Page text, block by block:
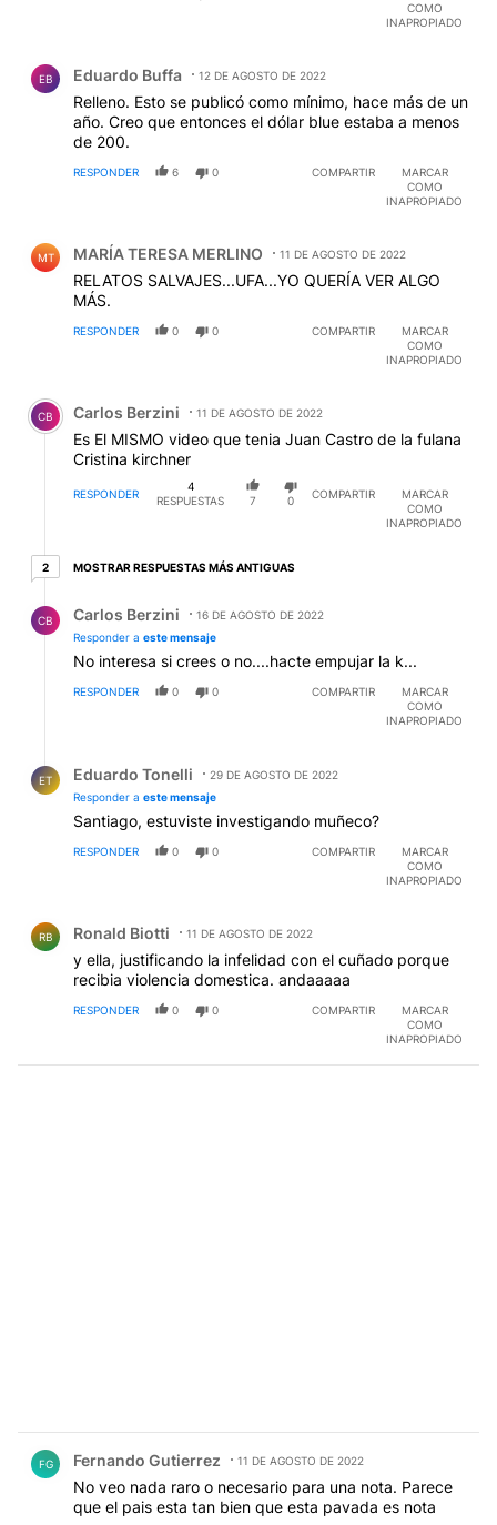
COMO
INAPROPIADO
EB Eduardo Buffa 12 DE AGOSTO DE 2022
Relleno. Esto se publicó como mínimo, hace más de un
año. Creo que entonces el dólar blue estaba a menos
de 200.
RESPONDER 6 0 COMPARTIR
MARCAR
COMO
INAPROPIADO
MT MARÍA TERESA MERLINO 11 DE AGOSTO DE 2022
RELATOS SALVAJES...UFA...YO QUERÍA VER ALGO
MÁS.
RESPONDER 0 0 COMPARTIR
MARCAR
COMO
INAPROPIADO
Comentario de Carlos Berzini.
CB Carlos Berzini 11 DE AGOSTO DE 2022
Es El MISMO video que tenia Juan Castro de la fulana
Cristina kirchner
RESPONDER
4
RESPUESTAS
7 0
COMPARTIR
MARCAR
COMO
INAPROPIADO
22 respuestas más antiguas
MOSTRAR RESPUESTAS MÁS ANTIGUAS
CB Carlos Berzini
16 DE AGOSTO DE 2022
Responder a este mensaje
No interesa si crees o no....hacte empujar la k...
RESPONDER 0 0 COMPARTIR
MARCAR
COMO
INAPROPIADO
ET Eduardo Tonelli
29 DE AGOSTO DE 2022
Responder a este mensaje
Santiago, estuviste investigando muñeco?
RESPONDER 0 0 COMPARTIR
MARCAR
COMO
INAPROPIADO
RB Ronald Biotti 11 DE AGOSTO DE 2022
y ella, justificando la infelidad con el cuñado porque
recibia violencia domestica. andaaaaa
RESPONDER 0 0 COMPARTIR
MARCAR
COMO
INAPROPIADO
FG Fernando Gutierrez 11 DE AGOSTO DE 2022
No veo nada raro o necesario para una nota. Parece
que el pais esta tan bien que esta pavada es nota